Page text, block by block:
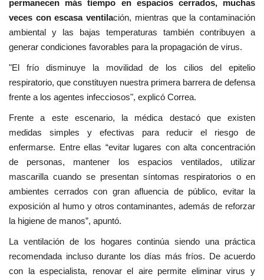
permanecen más tiempo en espacios cerrados, muchas
veces con escasa ventilación, mientras que la contaminación
ambiental y las bajas temperaturas también contribuyen a
generar condiciones favorables para la propagación de virus.
"El frío disminuye la movilidad de los cilios del epitelio
respiratorio, que constituyen nuestra primera barrera de defensa
frente a los agentes infecciosos", explicó Correa.
Frente a este escenario, la médica destacó que existen
medidas simples y efectivas para reducir el riesgo de
enfermarse. Entre ellas “evitar lugares con alta concentración
de personas, mantener los espacios ventilados, utilizar
mascarilla cuando se presentan síntomas respiratorios o en
ambientes cerrados con gran afluencia de público, evitar la
exposición al humo y otros contaminantes, además de reforzar
la higiene de manos”, apuntó.
La ventilación de los hogares continúa siendo una práctica
recomendada incluso durante los días más fríos. De acuerdo
con la especialista, renovar el aire permite eliminar virus y